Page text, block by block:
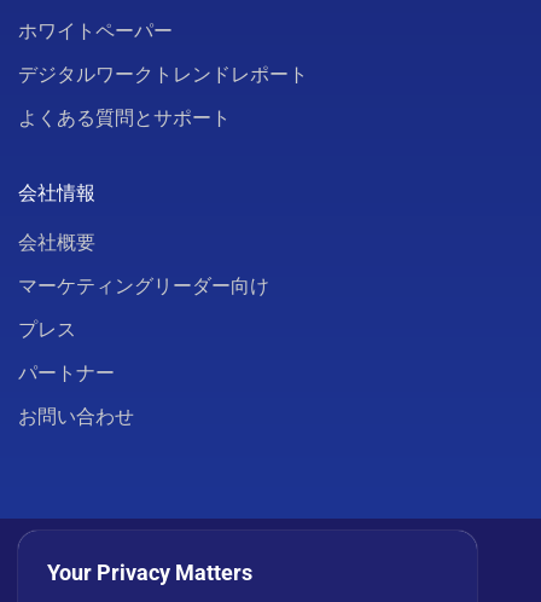
ホワイトペーパー
デジタルワークトレンドレポート
よくある質問とサポート
会社情報
会社概要
マーケティングリーダー向け
プレス
パートナー
お問い合わせ
Your Privacy Matters